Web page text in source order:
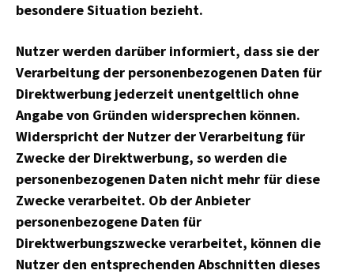
besondere Situation bezieht.
Nutzer werden darüber informiert, dass sie der
Verarbeitung der personenbezogenen Daten für
Direktwerbung jederzeit unentgeltlich ohne
Angabe von Gründen widersprechen können.
Widerspricht der Nutzer der Verarbeitung für
Zwecke der Direktwerbung, so werden die
personenbezogenen Daten nicht mehr für diese
Zwecke verarbeitet. Ob der Anbieter
personenbezogene Daten für
Direktwerbungszwecke verarbeitet, können die
Nutzer den entsprechenden Abschnitten dieses